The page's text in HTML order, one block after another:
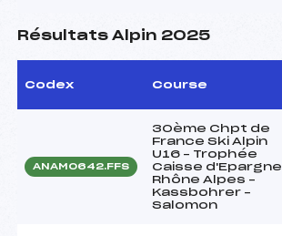
Résultats Alpin 2025
Codex Course
ANAM0642.FFS
30ème Chpt de
France Ski Alpin
U16 – Trophée
Caisse d'Epargne
Rhône Alpes –
Kassbohrer –
Salomon